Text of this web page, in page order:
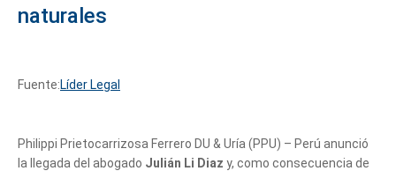
naturales
Fuente:Líder Legal
Philippi Prietocarrizosa Ferrero DU & Uría (PPU) – Perú anunció
la llegada del abogado Julián Li Diaz y, como consecuencia de